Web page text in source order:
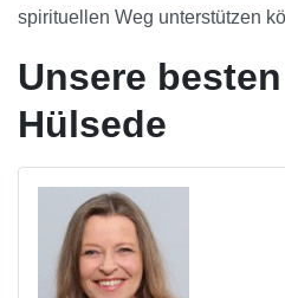
spirituellen Weg unterstützen
Unsere
Hülsede